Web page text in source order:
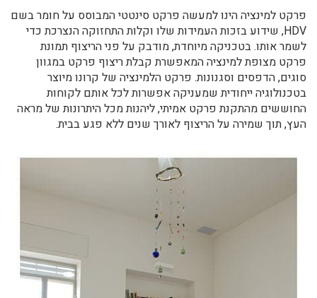
פרקט למינציה הינו למעשה פרקט סינטטי המבוסס על חומר בשם
HDV, שידוע בזכות העמידות שלו וקלות התחזוקה הנצרכת כדי
לשמר אותו. בטכניקה מיוחדת, מודבק על פני הריצוף תמונת
פרקט מצופת למינציה המאפשרת קבלת ריצוף פרקט במגוון
סוגים, הדפסים וסגנונות. פרקט הלמינציה של קרונו מיוצר
בטכנולוגיה ייחודית שמעניקה אפשרות לכל אותם לקוחות
החוששים מהתקנת פרקט אמיתי, ליהנות מכל היתרונות של מראה
העץ, תוך שמירה על הריצוף לאורך שנים ללא פגע בבית.